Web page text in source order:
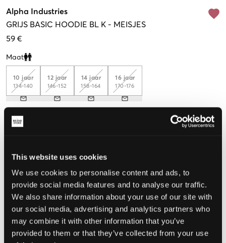
This website uses cookies
We use cookies to personalise content and ads, to
provide social media features and to analyse our traffic.
We also share information about your use of our site with
our social media, advertising and analytics partners who
may combine it with other information that you’ve
provided to them or that they’ve collected from your use
Alpha Industries
GRIJS BASIC HOODIE BL K - MEISJES
59 €
Maat
Clone modal
10 jaar
134-140
12 jaar
146-152
14 jaar
158-164
16 jaar
170-176
De maat lijkt
KIES EEN MAAT
Snelle levering
Gratis verzending vanaf €69